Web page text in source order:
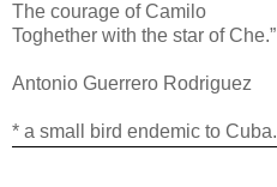
The courage of Camilo
Toghether with the star of Che.”
Antonio Guerrero Rodriguez
* a small bird endemic to Cuba.